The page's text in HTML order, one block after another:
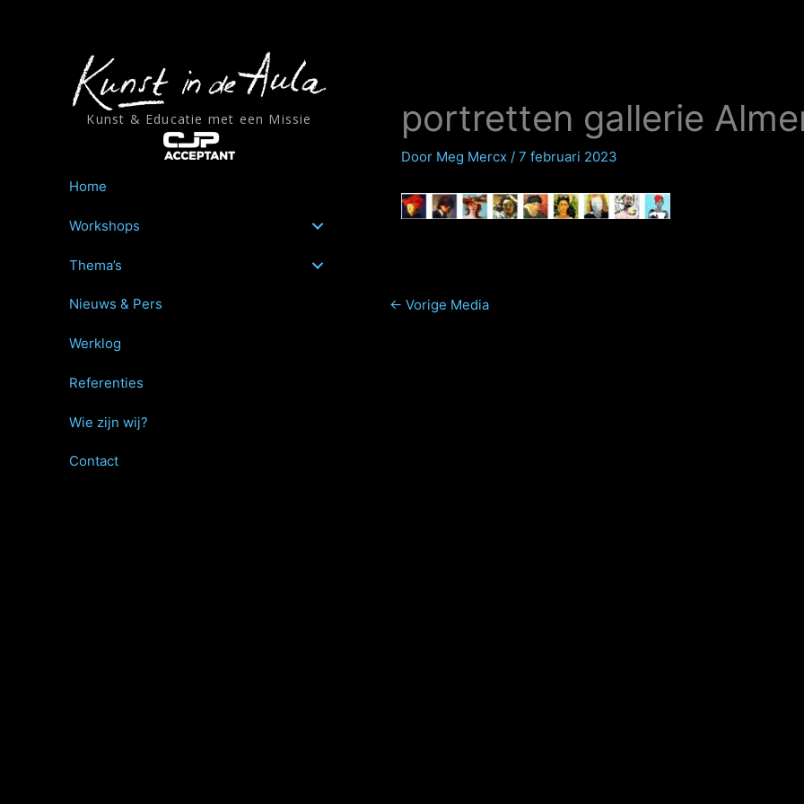
Kunst & Educatie met een Missie
Home
Workshops
Thema’s
Nieuws & Pers
Werklog
Referenties
Wie zijn wij?
Contact
portretten gallerie
Door Meg Mercx / 7 februari 2023
← Vorige Media